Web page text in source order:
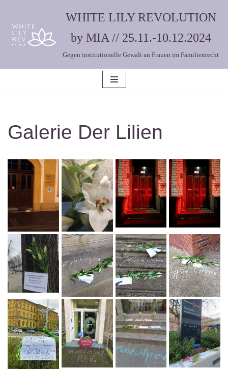
Zum
Inhalt
WHITE LILY REVOLUTION
by MIA // 25.11.-10.12.2024
Gegen institutionelle Gewalt an Frauen im Familienrecht
Galerie Der Lilien